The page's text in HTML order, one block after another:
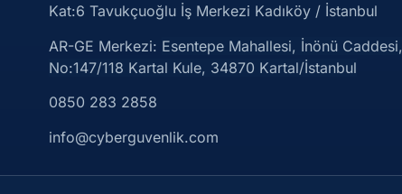
Kat:6 Tavukçuoğlu İş Merkezi Kadıköy / İstanbul
AR-GE Merkezi: Esentepe Mahallesi, İnönü Caddesi,
No:147/118 Kartal Kule, 34870 Kartal/İstanbul
0850 283 2858
info@cyberguvenlik.com